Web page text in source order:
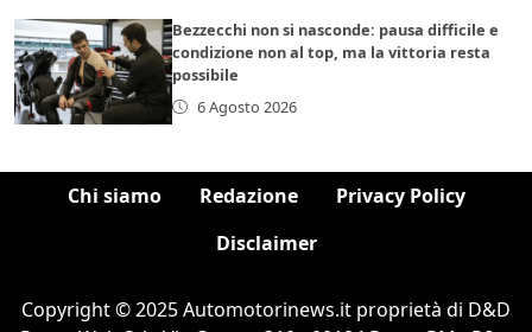
Bezzecchi non si nasconde: pausa difficile e
condizione non al top, ma la vittoria resta
possibile
6 Agosto 2026
Chi siamo Redazione
Privacy Policy
Disclaimer
Copyright © 2025 Automotorinews.it proprietà di D&D